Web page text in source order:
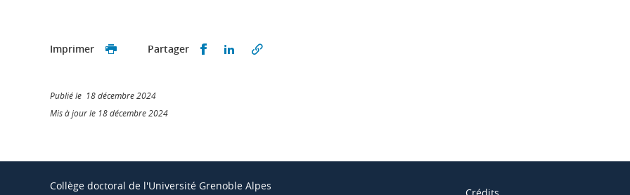
Imprimer Partager Partager sur Facebook
Partager sur LinkedIn
Publié le 18 décembre 2024
Mis à jour le 18 décembre 2024
Collège doctoral de l'Université Grenoble Alpes